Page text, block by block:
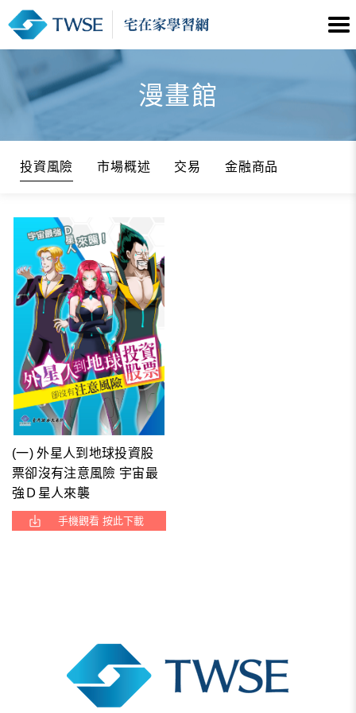
漫畫館
投資風險 市場概述 交易 金融商品
(一) 外星人到地球投資股
票卻沒有注意風險 宇宙最
強Ｄ星人來襲
手機觀看 按此下載